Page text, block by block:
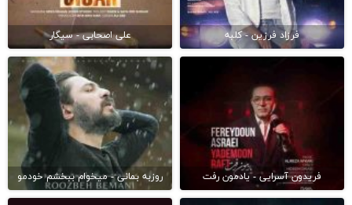
فرزاد فرزین - کلبه علی اصحابی - سیگار
فریدون آسرایی - یادمون رفت روزبه بمانی - میخوام ببخشم خودمو